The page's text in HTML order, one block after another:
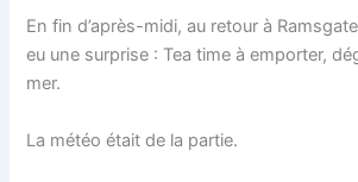
En fin d’après-midi, au retour à
eu une surprise : Tea time à emporter,
mer.
La météo était de la partie.